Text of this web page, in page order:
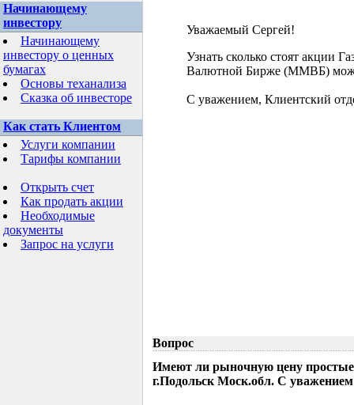
Начинающему
инвестору
Начинающему
инвестору о ценных
бумагах
Основы теханализа
Сказка об инвесторе
Как стать Клиентом
Услуги компании
Тарифы компании
Открыть счет
Как продать акции
Необходимые
документы
Запрос на услуги
Уважаемый Сергей!
Узнать сколько стоят акции
Валютной Бирже (ММВБ)
С уважением, Клиентский
Вопрос
Имеют ли рыночную цену
г.Подольск Моск.обл. С